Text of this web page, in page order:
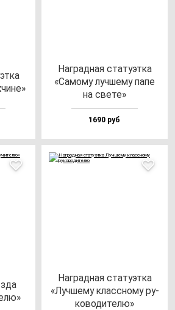
Наг­рад­ная ста­ту­эт­ка
«Само­му луч­ше­му па­пе
на све­те»
1690 руб
Наг­рад­ная ста­ту­эт­ка
«Луч­ше­му клас­сно­му ру­
ко­во­ди­те­лю»